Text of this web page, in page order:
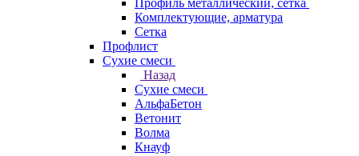
Профиль металлический, сетка
Комплектующие, арматура
Сетка
Профлист
Сухие смеси
Назад
Сухие смеси
АльфаБетон
Ветонит
Волма
Кнауф